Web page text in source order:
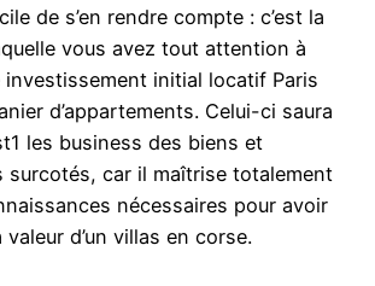
de s’en rendre compte : c’est la
vous avez tout attention à
initial locatif Paris
d’appartements. Celui-ci saura
les business des biens et
surcotés, car il maîtrise totalement
nécessaires pour avoir
valeur d’un villas en corse.